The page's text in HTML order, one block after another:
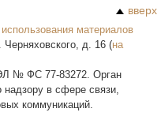
вверх
материалов
Черняховского, д. 16 (на
№ ФС 77-83272. Орган
надзору в сфере связи,
коммуникаций.